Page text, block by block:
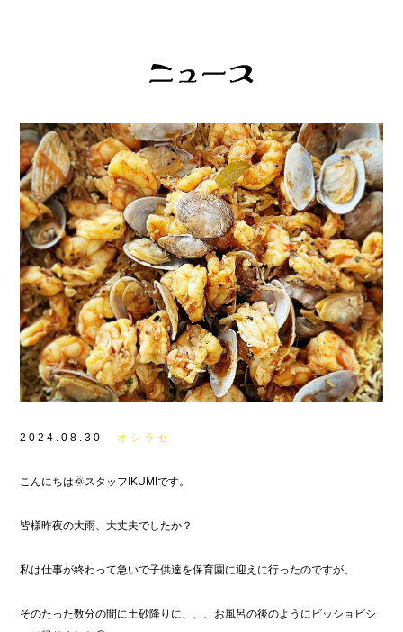
2024.08.30 オシラセ
こんにちは🌞スタッフIKUMIです。
皆様昨夜の大雨、大丈夫でしたか？
私は仕事が終わって急いで子供達を保育園に迎えに行ったのですが、
そのたった数分の間に土砂降りに、、、お風呂の後のようにビッショビシ